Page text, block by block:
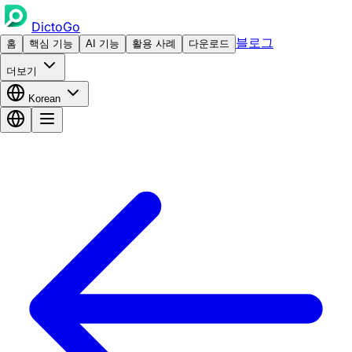
DictoGo
홈 핵심 기능 AI 기능 활용 사례 다운로드 블로그
더보기
Korean